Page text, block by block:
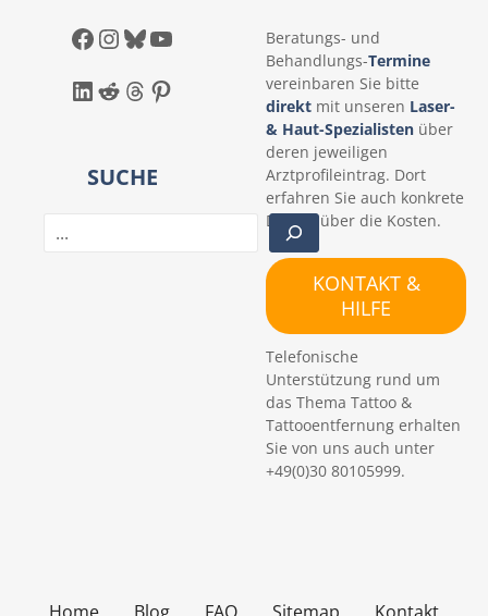
Facebook InstagramBluesky YouTube
LinkedIn Reddit Threads Pinterest
SUCHE
Beratungs- und
Behandlungs-Termine
vereinbaren Sie bitte
direkt mit unseren Laser-
& Haut-Spezialisten über
deren jeweiligen
Arztprofileintrag. Dort
erfahren Sie auch konkrete
Details über die Kosten.
KONTAKT &
HILFE
Telefonische
Unterstützung rund um
das Thema Tattoo &
Tattooentfernung erhalten
Sie von uns auch unter
+49(0)30 80105999.